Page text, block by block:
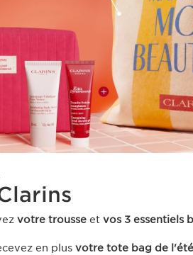
votre trousse et vos 3 essentiels
en plus votre tote bag de l'été